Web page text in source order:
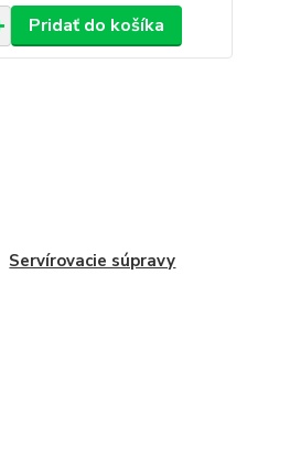
Pridať do košíka
Servírovacie súpravy